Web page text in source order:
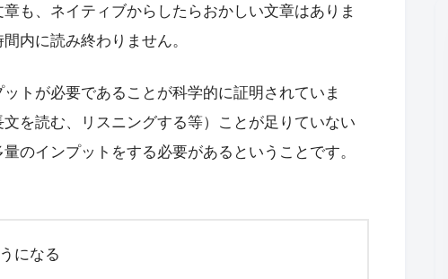
も、ネイティブからしたらおかしい文章はありま
内に読み終わりません。
トが必要であることが科学的に証明されていま
を読む、リスニングする等）ことが足りていない
のインプットをする必要があるということです。
になる